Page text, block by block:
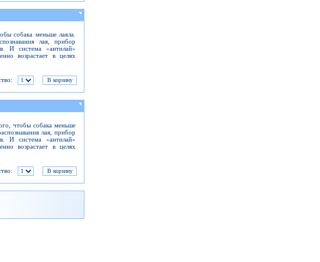
собака меньше лаяла.
лая, прибор
И система «антилай»
возрастает в целях
чтобы собака меньше
лая, прибор
И система «антилай»
возрастает в целях